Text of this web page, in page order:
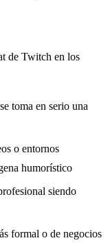
de Twitch en los
toma en serio una
o entornos
humorístico
siendo
formal o de negocios